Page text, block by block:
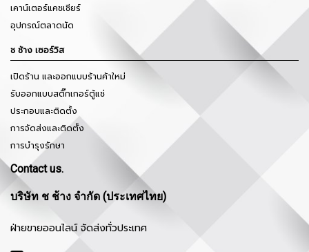
เคาน์เตอร์แคชเชียร์
อุปกรณ์ตลาดนัด
ช ช้าง เซอร์วิส
เปิดร้าน และออกแบบร้านค้าใหม่
รับออกแบบสติ๊กเกอร์ตู้แช่
ประกอบและติดตั้ง
การจัดส่งและติดตั้ง
การบำรุงรักษา
Contact us.
บริษัท ช ช้าง จำกัด (ประเทศไทย)
ฝ่ายขายออนไลน์ จัดส่งทั่วประเทศ